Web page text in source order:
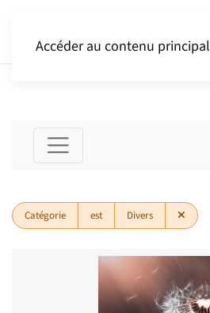
Accéder au contenu principal
Catégorie est Divers